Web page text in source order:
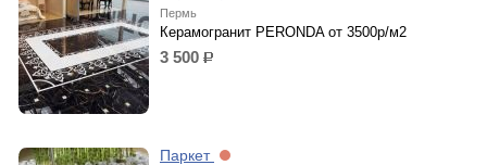
Пермь
Керамогранит PERONDA от 3500р/м2
3 500 р.
Паркет